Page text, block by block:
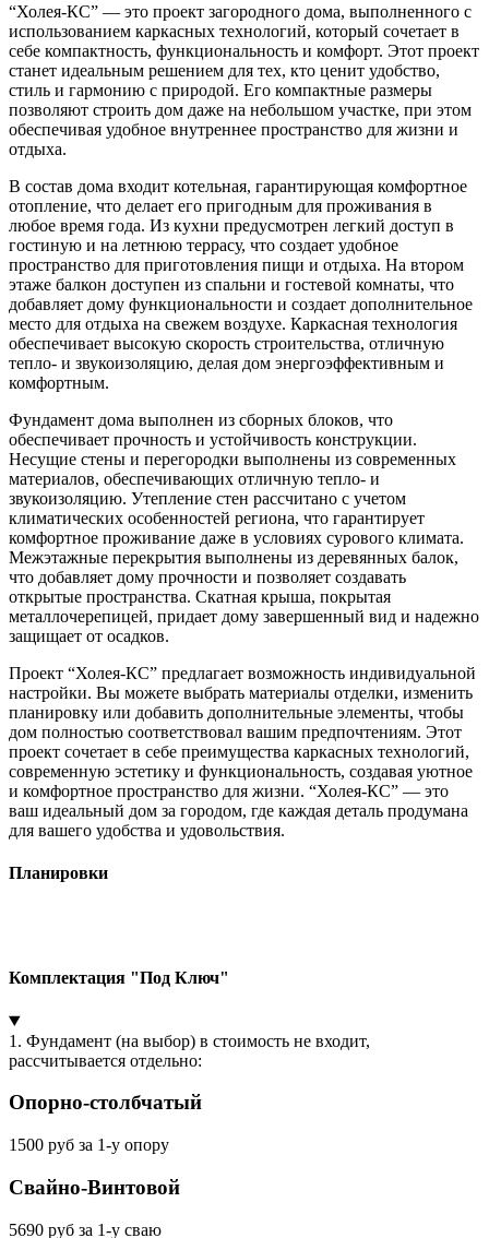
“Холея-КС” — это проект загородного дома, выполненного с
использованием каркасных технологий, который сочетает в
себе компактность, функциональность и комфорт. Этот проект
станет идеальным решением для тех, кто ценит удобство,
стиль и гармонию с природой. Его компактные размеры
позволяют строить дом даже на небольшом участке, при этом
обеспечивая удобное внутреннее пространство для жизни и
отдыха.
В состав дома входит котельная, гарантирующая комфортное
отопление, что делает его пригодным для проживания в
любое время года. Из кухни предусмотрен легкий доступ в
гостиную и на летнюю террасу, что создает удобное
пространство для приготовления пищи и отдыха. На втором
этаже балкон доступен из спальни и гостевой комнаты, что
добавляет дому функциональности и создает дополнительное
место для отдыха на свежем воздухе. Каркасная технология
обеспечивает высокую скорость строительства, отличную
тепло- и звукоизоляцию, делая дом энергоэффективным и
комфортным.
Фундамент дома выполнен из сборных блоков, что
обеспечивает прочность и устойчивость конструкции.
Несущие стены и перегородки выполнены из современных
материалов, обеспечивающих отличную тепло- и
звукоизоляцию. Утепление стен рассчитано с учетом
климатических особенностей региона, что гарантирует
комфортное проживание даже в условиях сурового климата.
Межэтажные перекрытия выполнены из деревянных балок,
что добавляет дому прочности и позволяет создавать
открытые пространства. Скатная крыша, покрытая
металлочерепицей, придает дому завершенный вид и надежно
защищает от осадков.
Проект “Холея-КС” предлагает возможность индивидуальной
настройки. Вы можете выбрать материалы отделки, изменить
планировку или добавить дополнительные элементы, чтобы
дом полностью соответствовал вашим предпочтениям. Этот
проект сочетает в себе преимущества каркасных технологий,
современную эстетику и функциональность, создавая уютное
и комфортное пространство для жизни. “Холея-КС” — это
ваш идеальный дом за городом, где каждая деталь продумана
для вашего удобства и удовольствия.
Планировки
Комплектация "Под Ключ"
1. Фундамент (на выбор) в стоимость не входит,
рассчитывается отдельно:
Опорно-столбчатый
1500 руб за 1-у опору
Свайно-Винтовой
5690 руб за 1-у сваю